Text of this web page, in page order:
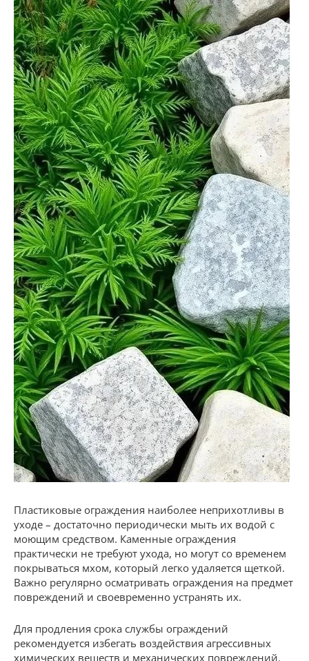
Пластиковые ограждения наиболее неприхотливы в
уходе – достаточно периодически мыть их водой с
моющим средством. Каменные ограждения
практически не требуют ухода, но могут со временем
покрываться мхом, который легко удаляется щеткой.
Важно регулярно осматривать ограждения на предмет
повреждений и своевременно устранять их.
Для продления срока службы ограждений
рекомендуется избегать воздействия агрессивных
химических веществ и механических повреждений.